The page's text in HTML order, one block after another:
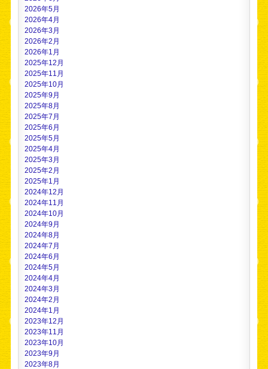
2026年5月
2026年4月
2026年3月
2026年2月
2026年1月
2025年12月
2025年11月
2025年10月
2025年9月
2025年8月
2025年7月
2025年6月
2025年5月
2025年4月
2025年3月
2025年2月
2025年1月
2024年12月
2024年11月
2024年10月
2024年9月
2024年8月
2024年7月
2024年6月
2024年5月
2024年4月
2024年3月
2024年2月
2024年1月
2023年12月
2023年11月
2023年10月
2023年9月
2023年8月